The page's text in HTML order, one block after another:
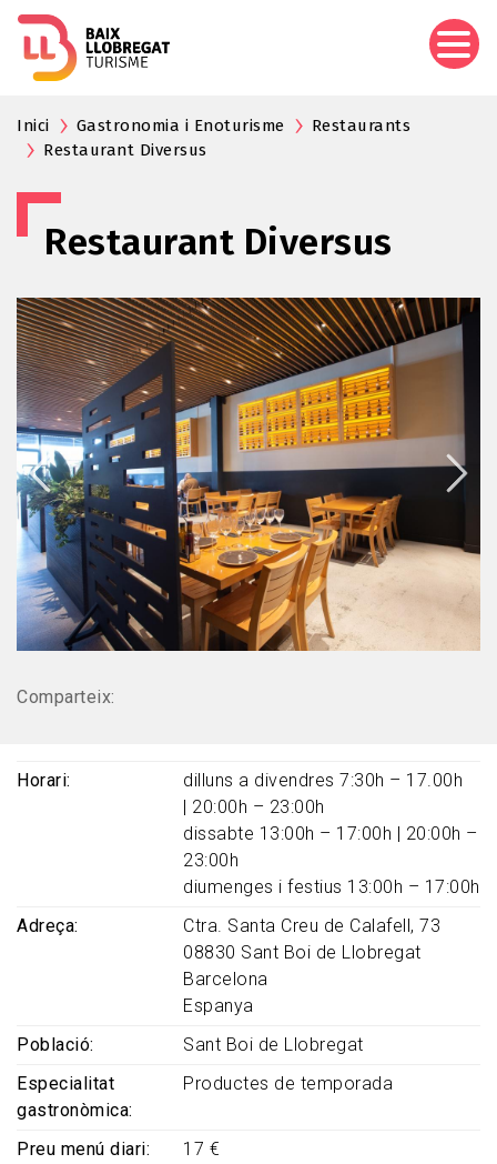
Inici Gastronomia i Enoturisme
Restaurants
Restaurant Diversus
Restaurant Diversus
Comparteix:
Horari
dilluns a divendres 7:30h – 17.00h
| 20:00h – 23:00h
dissabte 13:00h – 17:00h | 20:00h –
23:00h
diumenges i festius 13:00h – 17:00h
Adreça
Ctra. Santa Creu de Calafell, 73
08830 Sant Boi de Llobregat
Barcelona
Espanya
Població
Sant Boi de Llobregat
Especialitat
gastronòmica
Productes de temporada
Preu menú diari
17 €